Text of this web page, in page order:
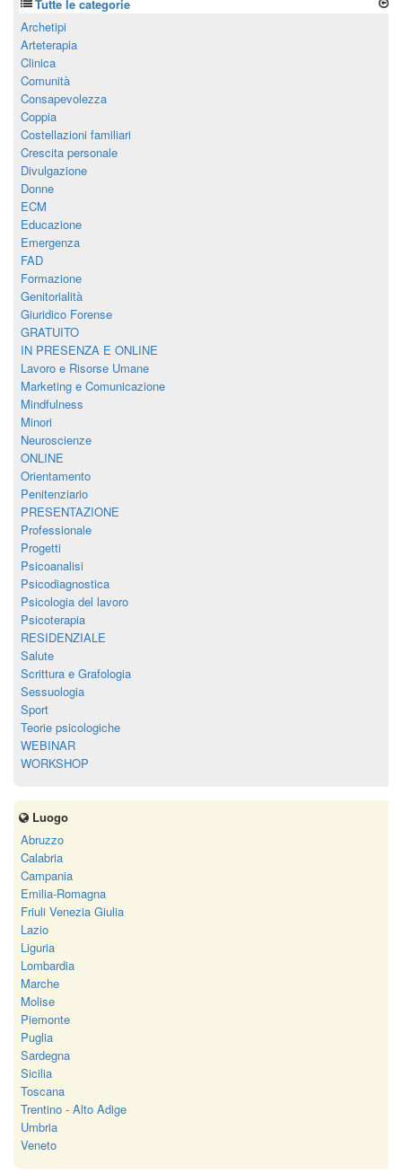
Tutte le categorie
Archetipi
Arteterapia
Clinica
Comunità
Consapevolezza
Coppia
Costellazioni familiari
Crescita personale
Divulgazione
Donne
ECM
Educazione
Emergenza
FAD
Formazione
Genitorialità
Giuridico Forense
GRATUITO
IN PRESENZA E ONLINE
Lavoro e Risorse Umane
Marketing e Comunicazione
Mindfulness
Minori
Neuroscienze
ONLINE
Orientamento
Penitenziario
PRESENTAZIONE
Professionale
Progetti
Psicoanalisi
Psicodiagnostica
Psicologia del lavoro
Psicoterapia
RESIDENZIALE
Salute
Scrittura e Grafologia
Sessuologia
Sport
Teorie psicologiche
WEBINAR
WORKSHOP
Luogo
Abruzzo
Calabria
Campania
Emilia-Romagna
Friuli Venezia Giulia
Lazio
Liguria
Lombardia
Marche
Molise
Piemonte
Puglia
Sardegna
Sicilia
Toscana
Trentino - Alto Adige
Umbria
Veneto